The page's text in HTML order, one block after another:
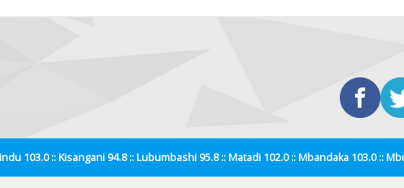
103.0 :: Kisangani 94.8 :: Lubumbashi 95.8 :: Matadi 102.0 :: Mbandaka 103.0 ::